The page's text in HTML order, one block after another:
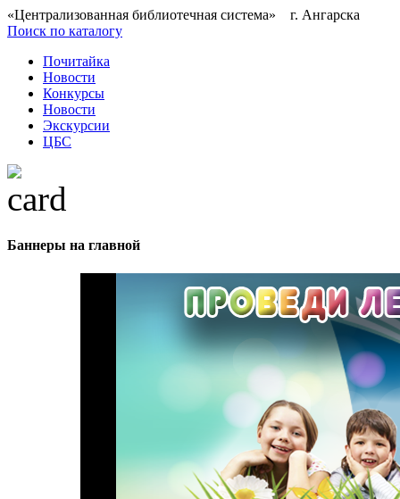
«Централизованная библиотечная система» г. Ангарска
Поиск по каталогу
Почитайка
Новости
Конкурсы
Новости
Экскурсии
ЦБС
Баннеры на главной